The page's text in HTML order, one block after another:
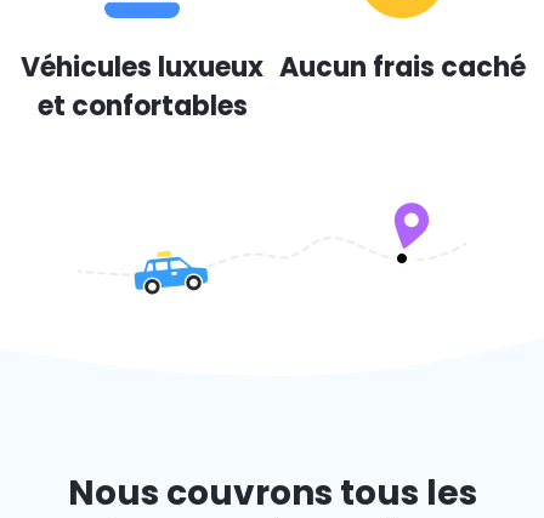
Véhicules luxueux
et confortables
Aucun frais caché
Nous couvrons tous les